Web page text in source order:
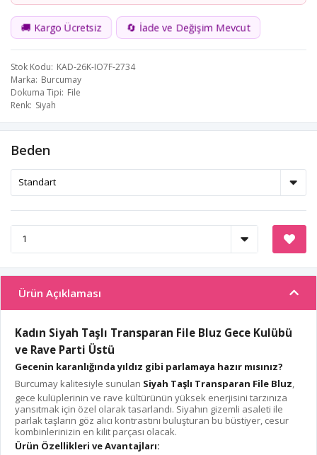
🚚 Kargo Ücretsiz 🔄 İade ve Değişim Mevcut
Stok Kodu KAD-26K-IO7F-2734
Marka Burcumay
Dokuma Tipi File
Renk Siyah
Beden
Ürün Açıklaması
Kadın Siyah Taşlı Transparan File Bluz Gece Kulübü
ve Rave Parti Üstü
Gecenin karanlığında yıldız gibi parlamaya hazır mısınız?
Burcumay kalitesiyle sunulan Siyah Taşlı Transparan File Bluz
gece kulüplerinin ve rave kültürünün yüksek enerjisini tarzınıza
yansıtmak için özel olarak tasarlandı. Siyahın gizemli asaleti ile
parlak taşların göz alıcı kontrastını buluşturan bu büstiyer, cesur
kombinlerinizin en kilit parçası olacak.
Ürün Özellikleri ve Avantajları: